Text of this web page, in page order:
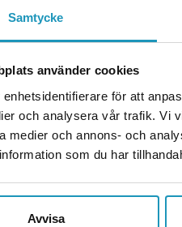
Samtycke
använder cookies
enhetsidentifierare för att
och analysera vår trafik. Vi
medier och annons- och
som du har
Avvisa
upp till 200 kubik!
150D som är värmetåligt upp till
är utrustat med fästremmar